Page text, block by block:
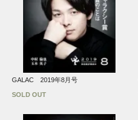
GALAC 2019年8月号
SOLD OUT